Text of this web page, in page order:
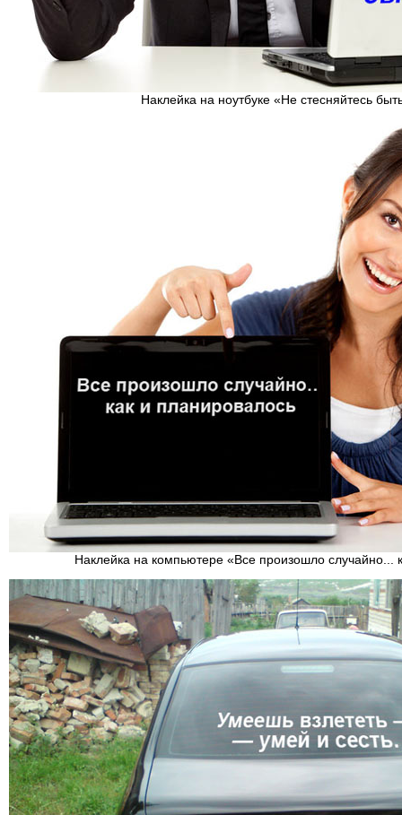
Наклейка на ноутбуке «Не стесняйтесь
Наклейка на компьютере «Все произошло случайно...